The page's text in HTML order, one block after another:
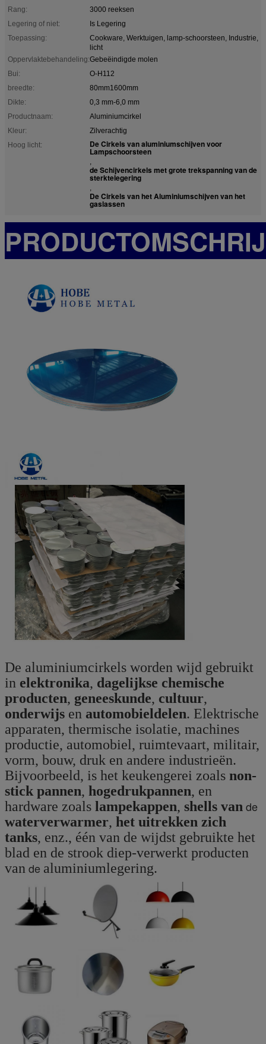
Rang:
3000 reeksen
Legering of niet:
Is Legering
Toepassing:
Cookware, Werktuigen, lamp-schoorsteen, Industrie,
licht
Oppervlaktebehandeling:Gebeëindigde molen
Bui:
O-H112
breedte:
80mm1600mm
Dikte:
0,3 mm-6,0 mm
Productnaam:
Aluminiumcirkel
Kleur:
Zilverachtig
Hoog licht:
De Cirkels van aluminiumschijven voor
Lampschoorsteen
,
de Schijvencirkels met grote trekspanning van de
sterktelegering
,
De Cirkels van het Aluminiumschijven van het
gaslassen
De aluminiumcirkels worden wijd gebruikt
in elektronika, dagelijkse chemische
producten, geneeskunde, cultuur,
onderwijs en automobieldelen. Elektrische
apparaten, thermische isolatie, machines
productie, automobiel, ruimtevaart, militair,
vorm, bouw, druk en andere industrieën.
Bijvoorbeeld, is het keukengerei zoals non-
stick pannen, hogedrukpannen, en
hardware zoals lampekappen, shells van de
waterverwarmer, het uitrekken zich
tanks, enz., één van de wijdst gebruikte het
blad en de strook diep-verwerkt producten
van de aluminiumlegering.